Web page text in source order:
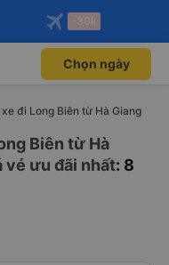
Mở app
bay qua
Mở app
-30k
Chọn ngày
xe đi Long Biên từ Hà Giang
Biên từ Hà
vé ưu đãi nhất: 8